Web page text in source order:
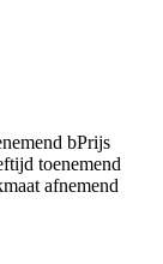
bPrijs
toenemend
afnemend